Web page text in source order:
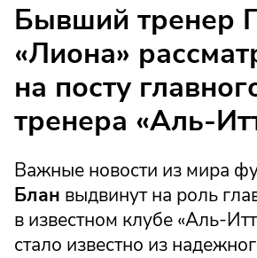
Бывший тренер
«Лиона»
на посту
тренера «Аль-
Важные новости из мира
Блан выдвинут на роль
в известном клубе «Аль-
стало известно из